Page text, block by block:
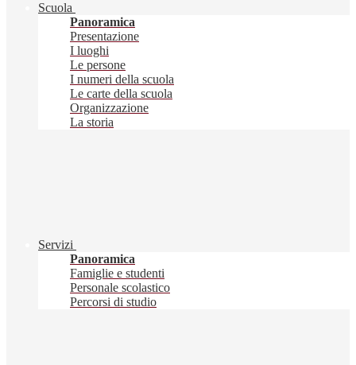
Scuola
Panoramica
Presentazione
I luoghi
Le persone
I numeri della scuola
Le carte della scuola
Organizzazione
La storia
Servizi
Panoramica
Famiglie e studenti
Personale scolastico
Percorsi di studio